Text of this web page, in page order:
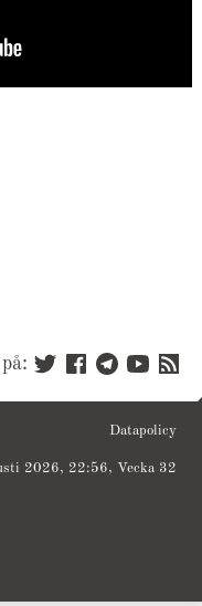
Datapolicy
2026, 22:56, Vecka 32